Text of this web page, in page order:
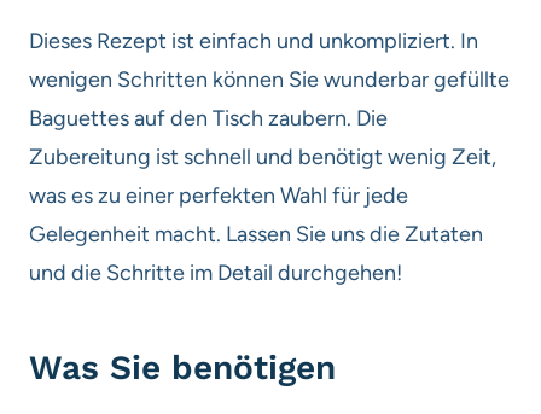
Dieses Rezept ist einfach und unkompliziert. In
wenigen Schritten können Sie wunderbar gefüllte
Baguettes auf den Tisch zaubern. Die
Zubereitung ist schnell und benötigt wenig Zeit,
was es zu einer perfekten Wahl für jede
Gelegenheit macht. Lassen Sie uns die Zutaten
und die Schritte im Detail durchgehen!
Was Sie benötigen